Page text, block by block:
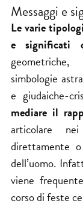
Messaggi e
Le varie
e significati
simbologie
e giudaiche-
mediare il
articolare
direttamente
dell’uomo.
viene
corso di feste